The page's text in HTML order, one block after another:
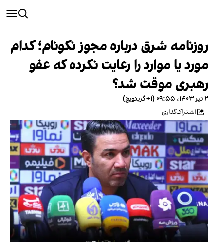
روزنامه شرق درباره مجوز نکونام؛ کدام
مورد یا موارد را رعایت نکرده که عفو
رهبری موقت شد؟
۲ تیر ۱۴۰۳، ۰۹:۵۵ (‎+۱ گرینویچ)
اشتراک‌گذاری